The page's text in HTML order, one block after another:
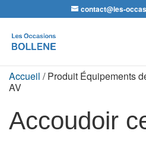
contact@les-
de
produits
Accueil / Produit Équipements
AV
Accoudoir